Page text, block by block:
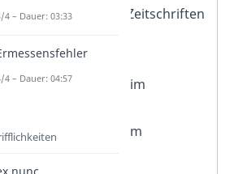
Werbeanzeigen in Zeitschriften
Angabe von
Telefonnummer beim
Ausgestellte Ware im
4 – Dauer: 03:33
4 – Dauer: 04:57